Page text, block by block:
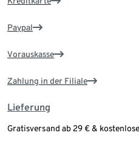
Paypal
Vorauskasse
Zahlung in der Filiale
Lieferung
Gratisversand ab 29 € &